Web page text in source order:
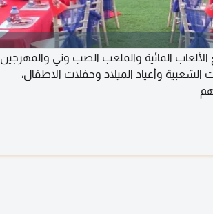
المائية والملعب الصب وني والمهرجين
الشعبية وأعياد الميلاد وحفلات الاطفال،